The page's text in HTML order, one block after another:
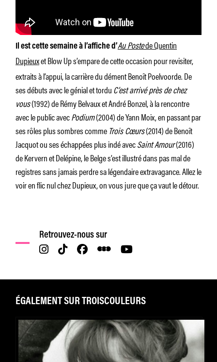
Il est cette semaine à l’affiche d’Au Postede Quentin
Dupieuxet Blow Up s’empare de cette occasion pour revisiter,
extraits à l’appui, la carrière du dément Benoît Poelvoorde. De
ses débuts avec le génial et torduC’est arrivé près de chez
vous(1992) de Rémy Belvaux et André Bonzel, à la rencontre
avec le public avecPodium(2004) de Yann Moix, en passant par
ses rôles plus sombres comme Trois Cœurs(2014) de Benoît
Jacquot ou ses échappées plus indé avecSaint Amour(2016)
de Kervern et Delépine, le Belge s’est illustré dans pas mal de
registres sans jamais perdre sa légendaire extravagance. Allez le
voir en flic nul chez Dupieux, on vous jure que ça vaut le détour.
Retrouvez-nous sur
ÉGALEMENT SUR TROISCOULEURS